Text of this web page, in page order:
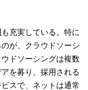
も充実している。特に
が、クラウドソーシ
ドソーシングは複数
を募り、採用される
スで、ネットは通常